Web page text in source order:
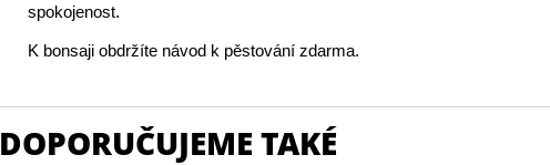
spokojenost.
K bonsaji obdržíte návod k pěstování zdarma.
DOPORUČUJEME TAKÉ